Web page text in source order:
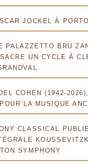
JOCKEL À PORTO
PALAZZETTO BRU
UN CYCLE À
COHEN (1942-
LA MUSIQUE
CLASSICAL PUBLIE
SYMPHONY